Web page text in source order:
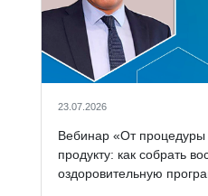
23.07.2026
Вебинар «От процедуры
продукту: как собрать
оздоровительную